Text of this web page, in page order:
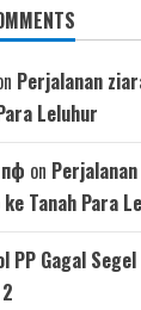
Perjalanan
Leluhur
on
Tanah Para
PP Gagal